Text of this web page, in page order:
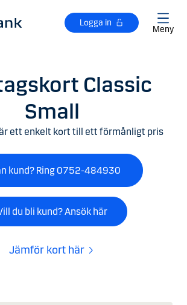
Logga in
Meny
Classic
Small
ett enkelt kort till ett förmånligt pris
kund? Ring 0752-484930
du bli kund? Ansök här
Jämför kort här